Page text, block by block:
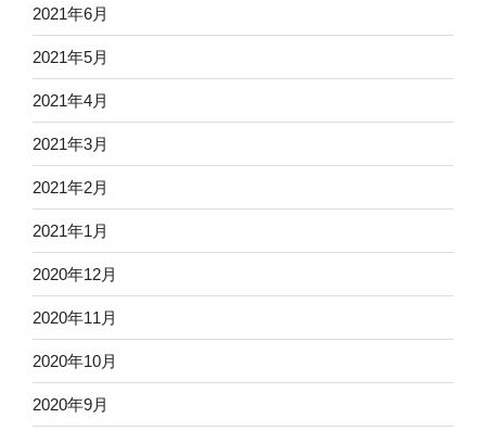
2021年6月
2021年5月
2021年4月
2021年3月
2021年2月
2021年1月
2020年12月
2020年11月
2020年10月
2020年9月